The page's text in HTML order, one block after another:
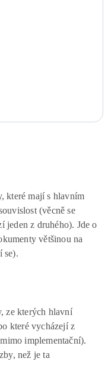
které mají s hlavním
(věcně se
jeden z druhého). Jde o
většinou na
se).
ze kterých hlavní
které vycházejí z
implementační).
než je ta